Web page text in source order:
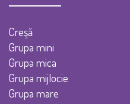
Creşă
Grupa mini
Grupa mica
Grupa mijlocie
Grupa mare